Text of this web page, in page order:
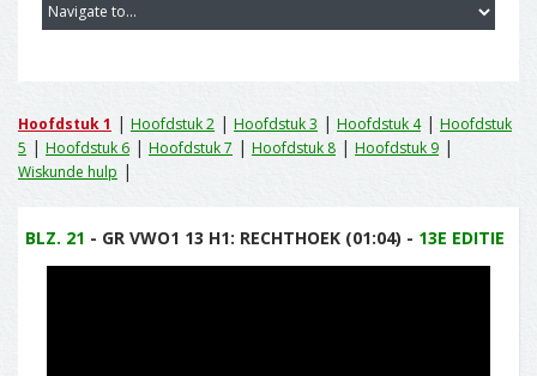
Hoofdstuk 1 | Hoofdstuk 2 | Hoofdstuk 3 | Hoofdstuk 4| Hoofdstuk
5 | Hoofdstuk 6 | Hoofdstuk 7 | Hoofdstuk 8 | Hoofdstuk 9 |
Wiskunde hulp |
BLZ. 21 - GR VWO1 13 H1: RECHTHOEK (01:04) - 13E EDITIE